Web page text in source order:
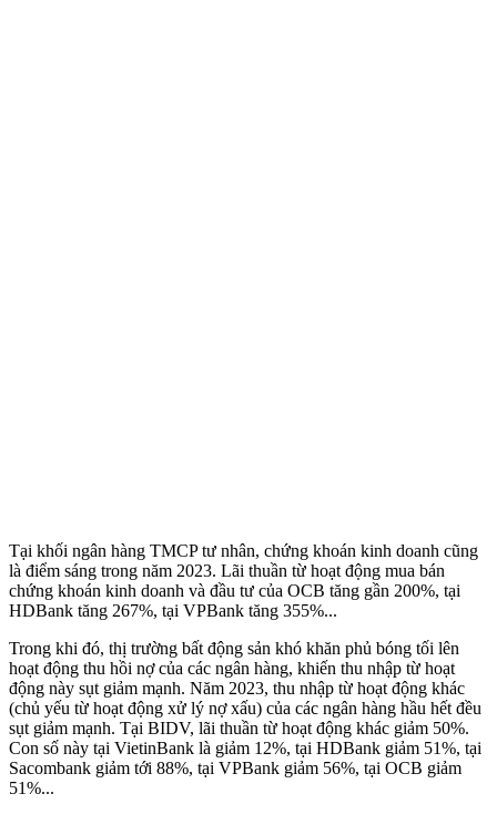
Tại khối ngân hàng TMCP tư nhân, chứng khoán kinh doanh cũng
là điểm sáng trong năm 2023. Lãi thuần từ hoạt động mua bán
chứng khoán kinh doanh và đầu tư của OCB tăng gần 200%, tại
HDBank tăng 267%, tại VPBank tăng 355%...
Trong khi đó, thị trường bất động sản khó khăn phủ bóng tối lên
hoạt động thu hồi nợ của các ngân hàng, khiến thu nhập từ hoạt
động này sụt giảm mạnh. Năm 2023, thu nhập từ hoạt động khác
(chủ yếu từ hoạt động xử lý nợ xấu) của các ngân hàng hầu hết đều
sụt giảm mạnh. Tại BIDV, lãi thuần từ hoạt động khác giảm 50%.
Con số này tại VietinBank là giảm 12%, tại HDBank giảm 51%, tại
Sacombank giảm tới 88%, tại VPBank giảm 56%, tại OCB giảm
51%...